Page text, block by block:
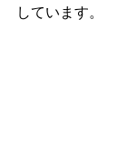
しています。